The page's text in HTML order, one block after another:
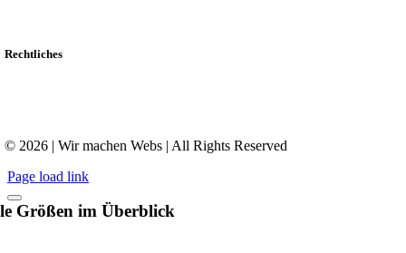
Rechtliches
© 2026 | Wir machen Webs | All Rights Reserved
Page load link
Größen im Überblick